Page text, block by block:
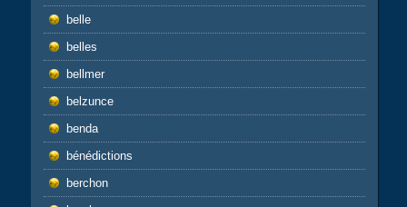
belle
belles
bellmer
belzunce
benda
bénédictions
berchon